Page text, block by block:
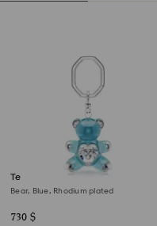
Teddy key ring
Bear, Blue, Rhodium plated
730 $